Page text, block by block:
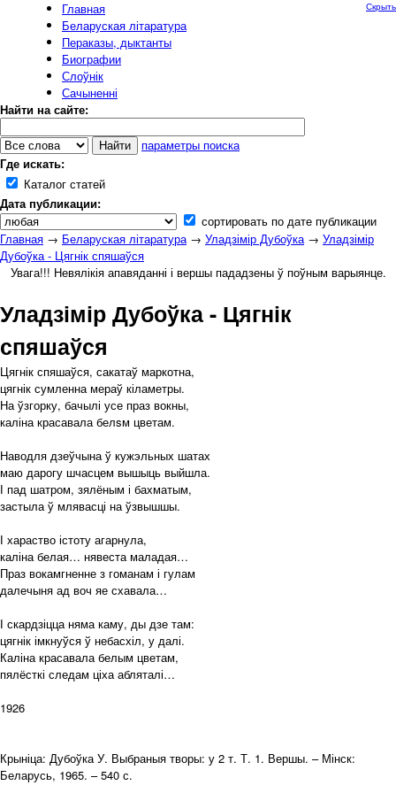
Главная
Беларуская літаратура
Пераказы, дыктанты
Биографии
Слоўнік
Сачыненні
Найти на сайте:
параметры поиска
Где искать:
Каталог статей
Дата публикации:
сортировать по дате публикации
Скрыть
Главная → Беларуская літаратура→ Уладзімір Дубоўка→ Уладзімір
Дубоўка - Цягнік спяшаўся
Увага!!! Невялікія апавяданні і вершы пададзены ў поўным варыянце.
Уладзімір Дубоўка - Цягнік
спяшаўся
Цягнік спяшаўся, сакатаў маркотна,
цягнік сумленна мераў кіламетры.
На ўзгорку, бачылі усе праз вокны,
каліна красавала белsм цветам.
Наводля дзеўчына ў кужэльных шатах
маю дарогу шчасцем вышыць выйшла.
І пад шатром, зялёным і бахматым,
застыла ў млявасці на ўзвышшы.
І хараство істоту агарнула,
каліна белая… нявеста маладая…
Праз вокамгненне з гоманам і гулам
далечыня ад воч яе схавала…
І скардзіцца няма каму, ды дзе там:
цягнік імкнуўся ў небасхіл, у далі.
Каліна красавала белым цветам,
пялёсткі следам ціха абляталі…
1926
Крыніца: Дубоўка У. Выбраныя творы: у 2 т. Т. 1. Вершы. – Мінск:
Беларусь, 1965. – 540 с.